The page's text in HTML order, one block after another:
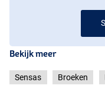
Bekijk meer
Sensas Broeken